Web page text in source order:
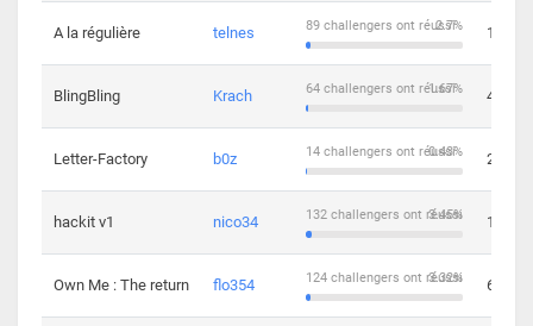
A la régulière telnes 2.7%
89 challengers ont réussi 10
BlingBling Krach 1.67%
64 challengers ont réussi 4
Letter-Factory b0z 0.43%
14 challengers ont réussi 2
hackit v1 nico34 3.45%
132 challengers ont réussi 12
Own Me : The return flo354 3.32%
124 challengers ont réussi 6